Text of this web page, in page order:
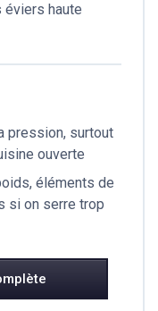
éviers haute
pression, surtout
ouverte
éléments de
si on serre trop